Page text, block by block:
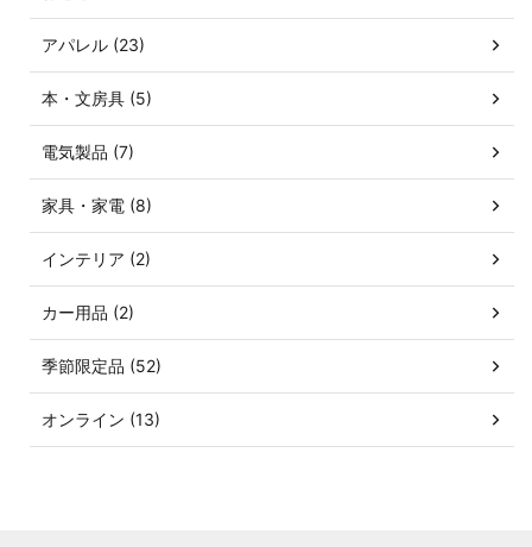
アパレル (23)
本・文房具 (5)
電気製品 (7)
家具・家電 (8)
インテリア (2)
カー用品 (2)
季節限定品 (52)
オンライン (13)